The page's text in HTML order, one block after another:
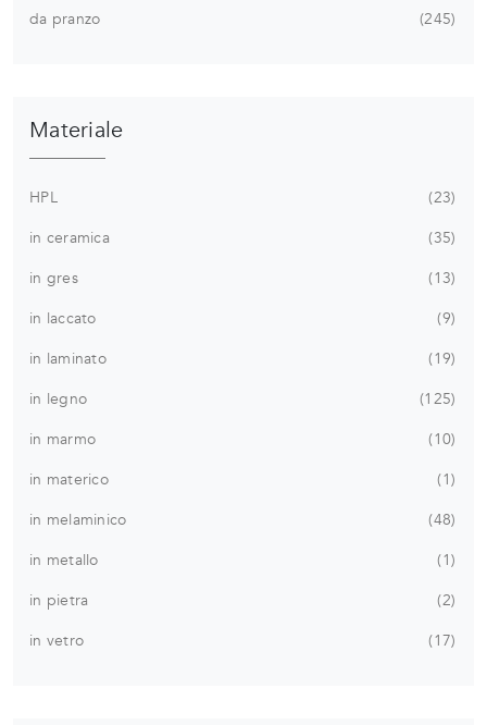
da pranzo
245
Materiale
HPL
23
in ceramica
35
in gres
13
in laccato
9
in laminato
19
in legno
125
in marmo
10
in materico
1
in melaminico
48
in metallo
1
in pietra
2
in vetro
17